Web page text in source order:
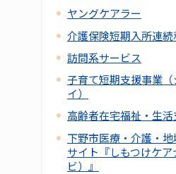
ヤングケアラー
介護保険短期入所連
訪問系サービス
子育て短期支援事業
イ）
高齢者在宅福祉・生
下野市医療・介護・
サイト『しもつけケア
ビ）』